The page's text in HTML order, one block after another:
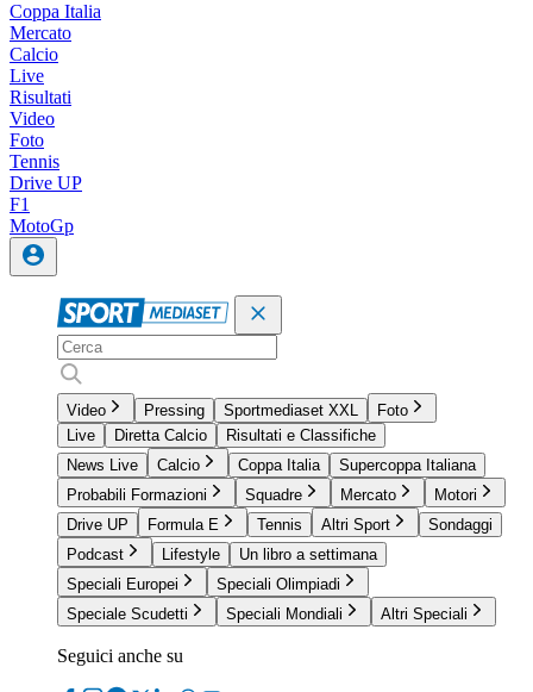
Coppa Italia
Mercato
Calcio
Live
Risultati
Video
Foto
Tennis
Drive UP
F1
MotoGp
Video Pressing Sportmediaset XXL
Foto
Live
Diretta Calcio
Risultati e Classifiche
News Live
Calcio Coppa Italia
Supercoppa Italiana
Probabili Formazioni
Squadre Mercato
Motori
Drive UP
Formula E Tennis Altri Sport
Sondaggi
Podcast
Lifestyle
Un libro a settimana
Speciali Europei
Speciali Olimpiadi
Speciale Scudetti
Speciali Mondiali Altri Speciali
Seguici anche su